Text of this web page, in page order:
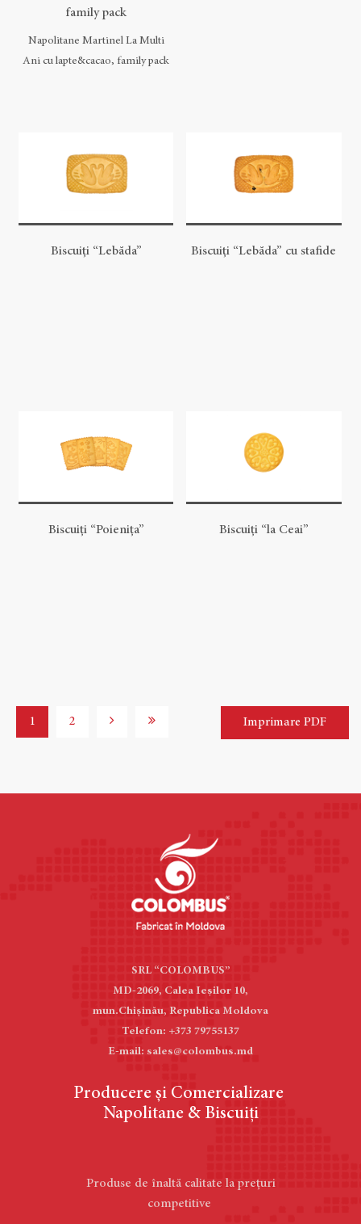
family pack
Napolitane Martinel La Multi
Ani cu lapte&cacao, family pack
Biscuiți “Lebăda” Biscuiți “Lebăda” cu stafide
Biscuiți “Poienița” Biscuiți “la Ceai”
1 2 Imprimare PDF
SRL “COLOMBUS”
MD-2069, Calea Ieşilor 10,
mun.Chișinău, Republica Moldova
Telefon: +373 79755137
E-mail: sales@colombus.md
Producere și Comercializare
Napolitane & Biscuiți
Produse de înaltă calitate la prețuri
competitive